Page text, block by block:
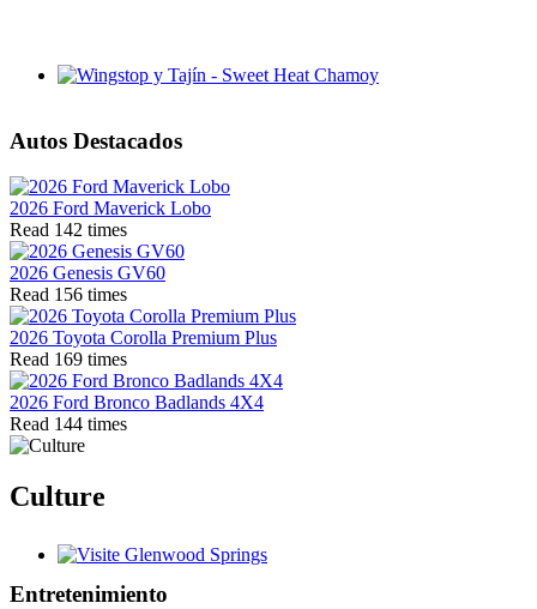
Autos Destacados
2026 Ford Maverick Lobo
Read 142 times
2026 Genesis GV60
Read 156 times
2026 Toyota Corolla Premium Plus
Read 169 times
2026 Ford Bronco Badlands 4X4
Read 144 times
Culture
Entretenimiento